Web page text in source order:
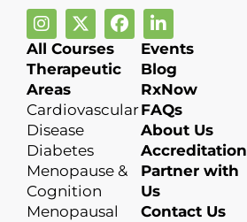
All Courses
Therapeutic
Areas
Cardiovascular
Disease
Diabetes
Menopause &
Cognition
Menopausal
Events
Blog
RxNow
FAQs
About Us
Accreditation
Partner with
Us
Contact Us